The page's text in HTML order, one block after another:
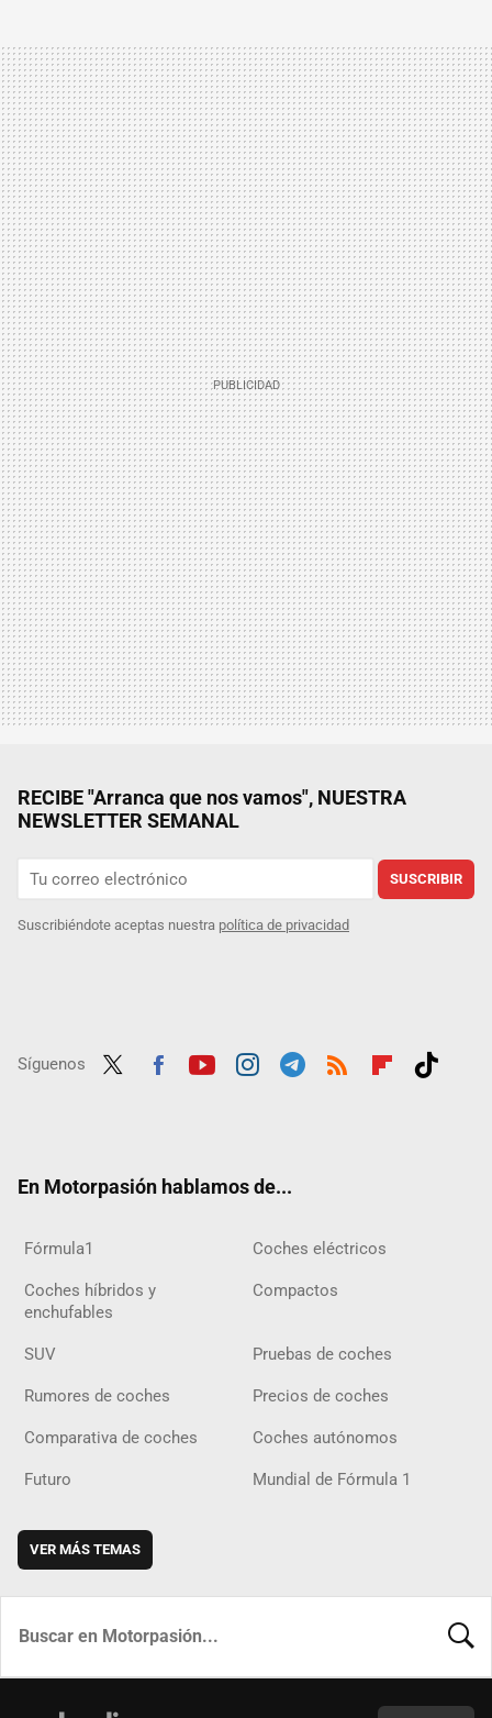
RECIBE "Arranca que nos vamos", NUESTRA
NEWSLETTER SEMANAL
SUSCRIBIR
Suscribiéndote aceptas nuestra política de privacidad
Síguenos
En Motorpasión hablamos de...
Fórmula1 Coches eléctricos
Coches híbridos y
enchufables
Compactos
SUV Pruebas de coches
Rumores de coches Precios de coches
Comparativa de coches Coches autónomos
Futuro Mundial de Fórmula 1
VER MÁS TEMAS